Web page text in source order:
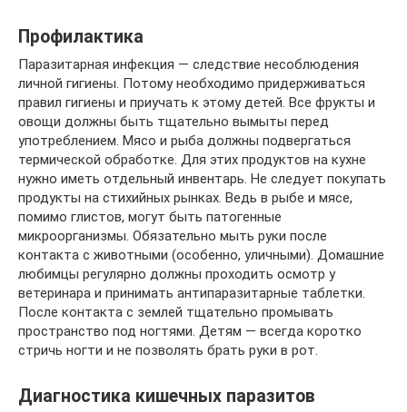
Профилактика
Паразитарная инфекция — следствие несоблюдения
личной гигиены. Потому необходимо придерживаться
правил гигиены и приучать к этому детей. Все фрукты и
овощи должны быть тщательно вымыты перед
употреблением. Мясо и рыба должны подвергаться
термической обработке. Для этих продуктов на кухне
нужно иметь отдельный инвентарь. Не следует покупать
продукты на стихийных рынках. Ведь в рыбе и мясе,
помимо глистов, могут быть патогенные
микроорганизмы. Обязательно мыть руки после
контакта с животными (особенно, уличными). Домашние
любимцы регулярно должны проходить осмотр у
ветеринара и принимать антипаразитарные таблетки.
После контакта с землей тщательно промывать
пространство под ногтями. Детям — всегда коротко
стричь ногти и не позволять брать руки в рот.
Диагностика кишечных паразитов